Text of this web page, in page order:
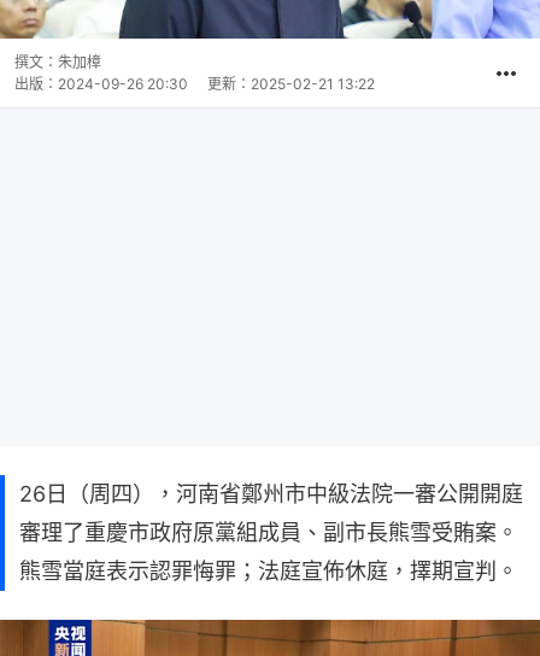
撰文： 朱加樟
出版： 2024-09-26 20:30 更新： 2025-02-21 13:22
26日（周四），河南省鄭州市中級法院一審公開開庭
審理了重慶市政府原黨組成員、副市長熊雪受賄案。
熊雪當庭表示認罪悔罪；法庭宣佈休庭，擇期宣判。